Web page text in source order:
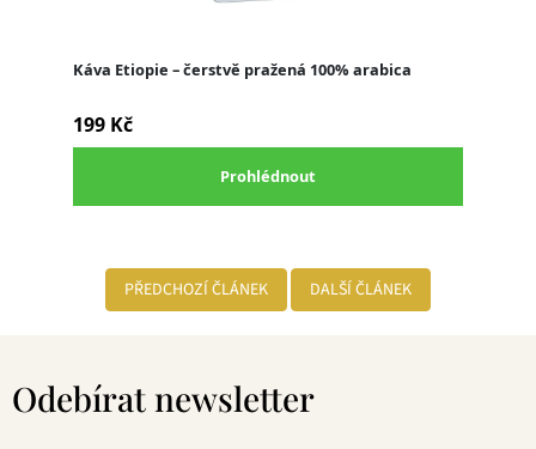
PŘEDCHOZÍ ČLÁNEK DALŠÍ ČLÁNEK
Odebírat newsletter